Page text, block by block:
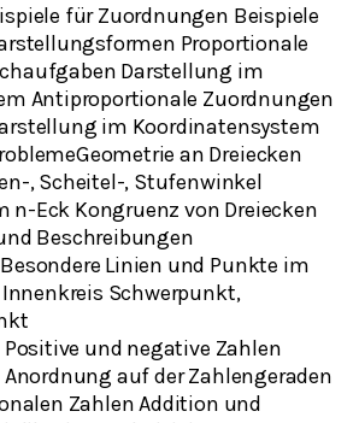
für Zuordnungen Beispiele
Proportionale
Darstellung im
Antiproportionale Zuordnungen
im Koordinatensystem
an Dreiecken
, Scheitel-, Stufenwinkel
Eck Kongruenz von Dreiecken
Beschreibungen
Linien und Punkte im
Schwerpunkt,
und negative Zahlen
auf der Zahlengeraden
Zahlen Addition und